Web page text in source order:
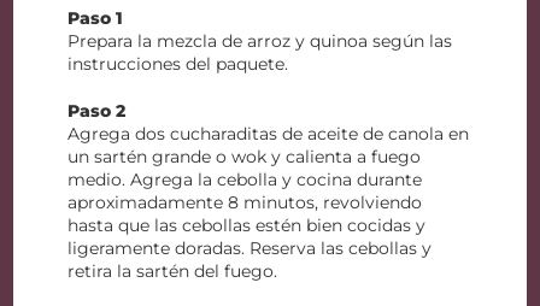
Paso 1
Prepara la mezcla de arroz y quinoa según las
instrucciones del paquete.
Paso 2
Agrega dos cucharaditas de aceite de canola en
un sartén grande o wok y calienta a fuego
medio. Agrega la cebolla y cocina durante
aproximadamente 8 minutos, revolviendo
hasta que las cebollas estén bien cocidas y
ligeramente doradas. Reserva las cebollas y
retira la sartén del fuego.